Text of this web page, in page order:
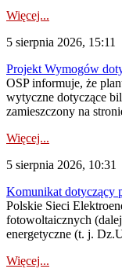
Więcej...
5 sierpnia 2026, 15:11
Projekt Wymogów
OSP informuje, że
wytyczne dotyczące
zamieszczony na
Więcej...
5 sierpnia 2026, 10:31
Komunikat dotyczący
Polskie Sieci
fotowoltaicznych
energetyczne (t. j.
Więcej...